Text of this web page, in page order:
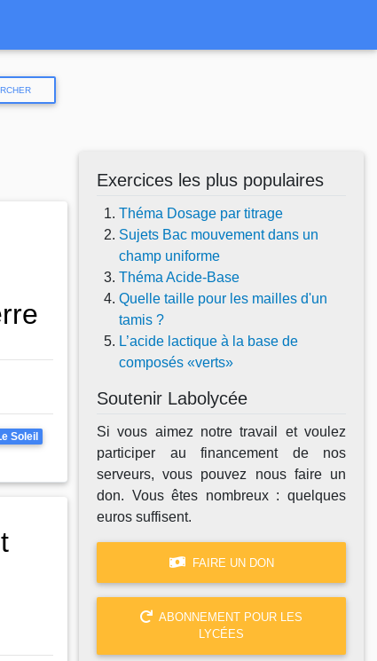
Soleil
Exercices les plus populaires
Théma Dosage par titrage
Sujets Bac mouvement dans un
champ uniforme
Théma Acide-Base
Quelle taille pour les mailles d'un
tamis ?
L’acide lactique à la base de
composés «verts»
Soutenir Labolycée
Si vous aimez notre travail et voulez
participer au financement de nos
serveurs, vous pouvez nous faire un
don. Vous êtes nombreux : quelques
euros suffisent.
FAIRE UN DON
ABONNEMENT POUR LES
LYCÉES